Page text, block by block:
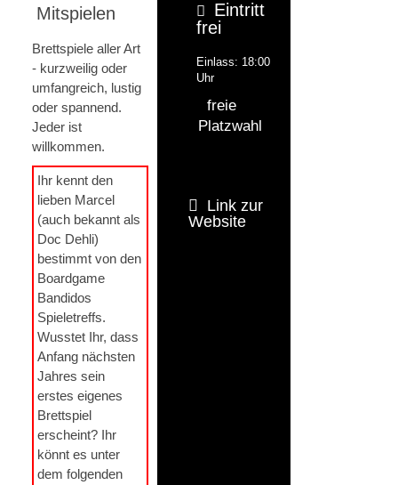
Mitspielen
Brettspiele aller Art
- kurzweilig oder
umfangreich, lustig
oder spannend.
Jeder ist
willkommen.
Ihr kennt den
lieben Marcel
(auch bekannt als
Doc Dehli)
bestimmt von den
Boardgame
Bandidos
Spieletreffs.
Wusstet Ihr, dass
Anfang nächsten
Jahres sein
erstes eigenes
Brettspiel
erscheint? Ihr
könnt es unter
dem folgenden
Eintritt
frei
Einlass: 18:00
Uhr
freie
Platzwahl
Link zur
Website